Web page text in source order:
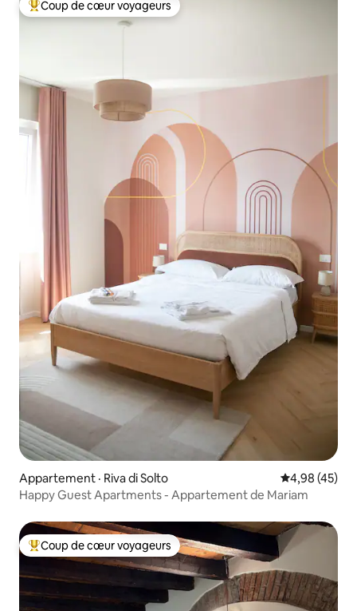
Coup de cœur voyageurs parmi les plus aimés
Coup de cœur voyageurs
Appartement · Riva di Solto Note
4,98 (45)
Happy Guest Apartments - Appartement de Mariam
Coup de cœur voyageurs parmi les plus aimés
Coup de cœur voyageurs